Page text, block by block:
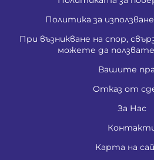
Политика за
При възникване на спор,
можете да
Вашите
Отказ от
За Нас
Карта на